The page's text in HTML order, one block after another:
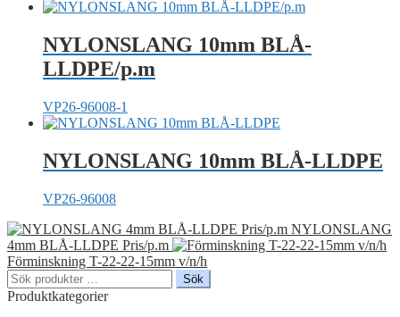
NYLONSLANG 10mm BLÅ-
LLDPE/p.m
VP26-96008-1
NYLONSLANG 10mm BLÅ-LLDPE
VP26-96008
NYLONSLANG
4mm BLÅ-LLDPE Pris/p.m
Förminskning T-22-22-15mm v/n/h
Sök
efter:
Sök
Produktkategorier